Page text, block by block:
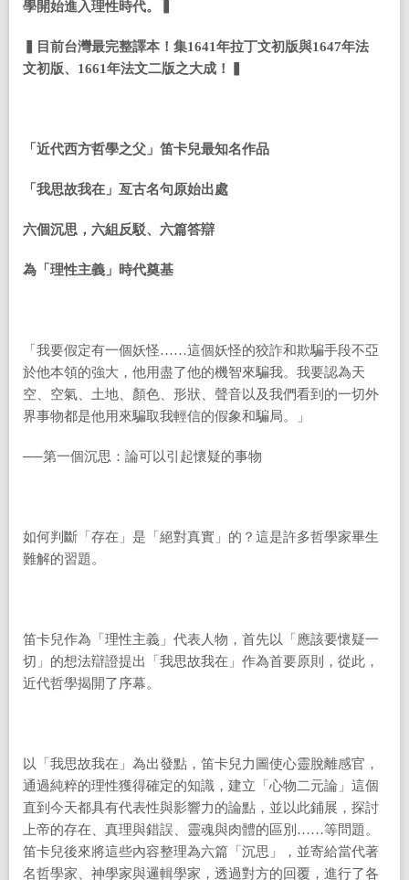
學開始進入理性時代。▍
▍目前台灣最完整譯本！集1641年拉丁文初版與1647年法
文初版、1661年法文二版之大成！▍
「近代西方哲學之父」笛卡兒最知名作品
「我思故我在」亙古名句原始出處
六個沉思，六組反駁、六篇答辯
為「理性主義」時代奠基
「我要假定有一個妖怪……這個妖怪的狡詐和欺騙手段不亞
於他本領的強大，他用盡了他的機智來騙我。我要認為天
空、空氣、土地、顏色、形狀、聲音以及我們看到的一切外
界事物都是他用來騙取我輕信的假象和騙局。」
──第一個沉思：論可以引起懷疑的事物
如何判斷「存在」是「絕對真實」的？這是許多哲學家畢生
難解的習題。
笛卡兒作為「理性主義」代表人物，首先以「應該要懷疑一
切」的想法辯證提出「我思故我在」作為首要原則，從此，
近代哲學揭開了序幕。
以「我思故我在」為出發點，笛卡兒力圖使心靈脫離感官，
通過純粹的理性獲得確定的知識，建立「心物二元論」這個
直到今天都具有代表性與影響力的論點，並以此鋪展，探討
上帝的存在、真理與錯誤、靈魂與肉體的區別……等問題。
笛卡兒後來將這些內容整理為六篇「沉思」，並寄給當代著
名哲學家、神學家與邏輯學家，透過對方的回覆，進行了各